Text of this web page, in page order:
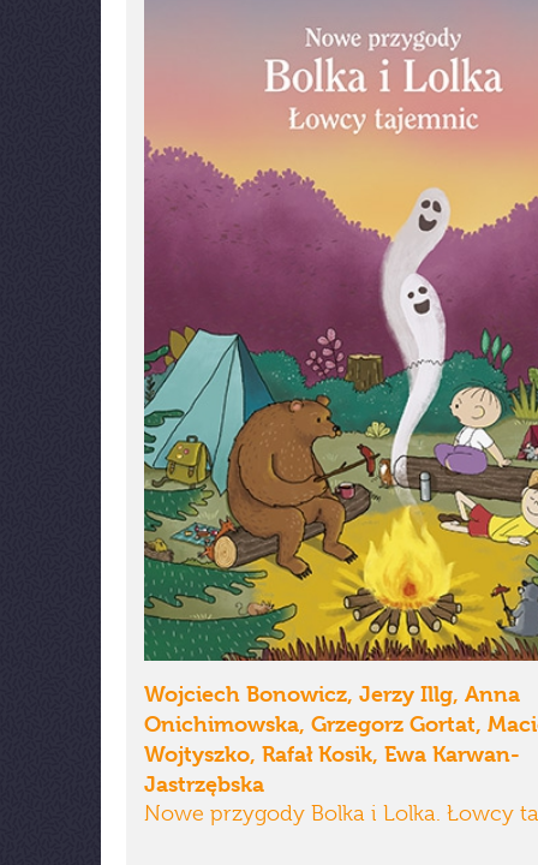
Wojciech Bonowicz, Jerzy Illg, Anna
Onichimowska, Grzegorz Gortat,
Wojtyszko, Rafał Kosik, Ewa Karwan-
Jastrzębska
Nowe przygody Bolka i Lolka. Łowcy